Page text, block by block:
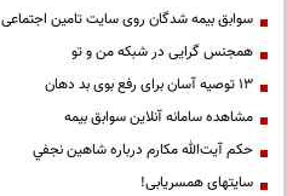
سوابق بیمه شدگان روی سایت تامین اجتماعی
همجنس گرایی در شبکه من و تو
13 توصیه آسان برای رفع بوی بد دهان
مشاهده سامانه آنلاين سوابق بیمه
حكم آيت‌الله مكارم درباره شاهين نجفي
سایتهای همسریابی!